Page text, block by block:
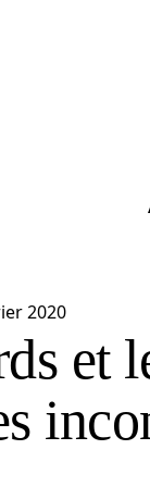
2020
et